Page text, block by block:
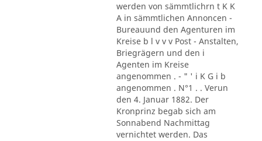
werden von sämmtlichrn t K K
A in sämmtlichen Annoncen -
Bureauund den Agenturen im
Kreise b l v v v Post - Anstalten,
Briegrägern und den i
Agenten im Kreise
angenommen . - " ' i K G i b
angenommen . N°1 . . Verun
den 4. Januar 1882. Der
Kronprinz begab sich am
Sonnabend Nachmittag
vernichtet werden. Das